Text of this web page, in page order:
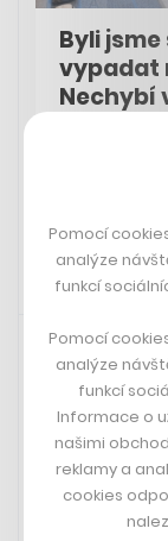
Byli
vypadat
Nechybí
Kvůli
tamní
Kvůli rychle
Spojených
hlavní
Pomocí
analýze
funkcí
Pomocí
analýze
funkcí
Informace o
našimi
reklamy a
cookies